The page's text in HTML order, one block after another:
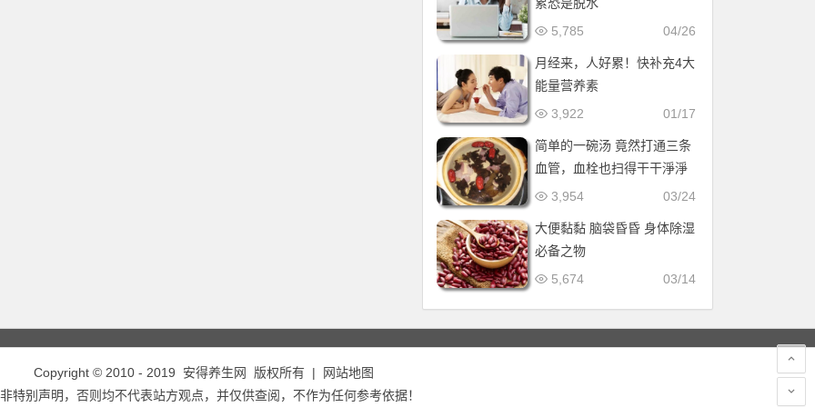
04/26
5,785
月经来，人好累！快补充4大
能量营养素
01/17
3,922
简单的一碗汤 竟然打通三条
血管，血栓也扫得干干淨淨
03/24
3,954
大便黏黏 脑袋昏昏 身体除湿
必备之物
03/14
5,674
Copyright © 2010 - 2019 安得养生网 版权所有 |
网站地图
特别声明，否则均不代表站方观点，并仅供查阅，不作为任何参考依据！